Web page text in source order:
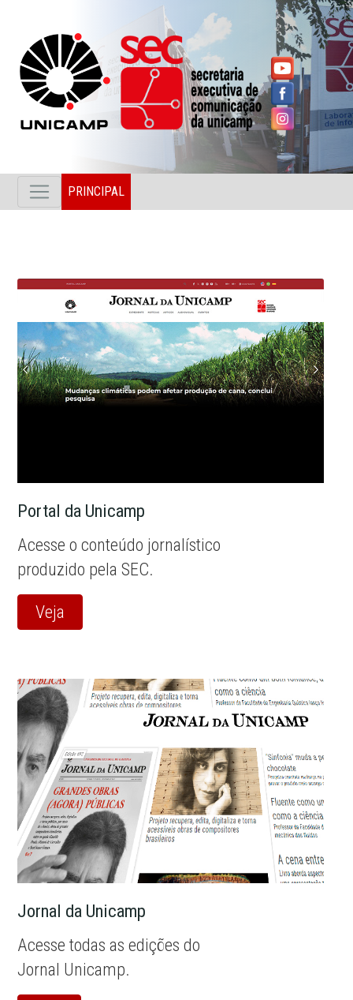
PRINCIPAL
Portal da Unicamp
Acesse o conteúdo jornalístico
produzido pela SEC.
Veja
Jornal da Unicamp
Acesse todas as edições do
Jornal Unicamp.